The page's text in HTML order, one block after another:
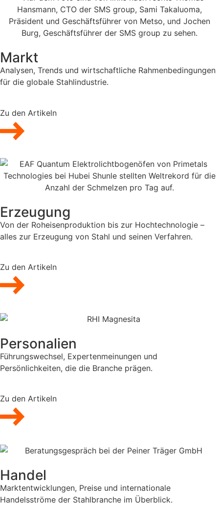
Markt
Analysen, Trends und wirtschaftliche Rahmenbedingungen
für die globale Stahlindustrie.
Zu den Artikeln
Erzeugung
Von der Roheisenproduktion bis zur Hochtechnologie –
alles zur Erzeugung von Stahl und seinen Verfahren.
Zu den Artikeln
Personalien
Führungswechsel, Expertenmeinungen und
Persönlichkeiten, die die Branche prägen.
Zu den Artikeln
Handel
Marktentwicklungen, Preise und internationale
Handelsströme der Stahlbranche im Überblick.